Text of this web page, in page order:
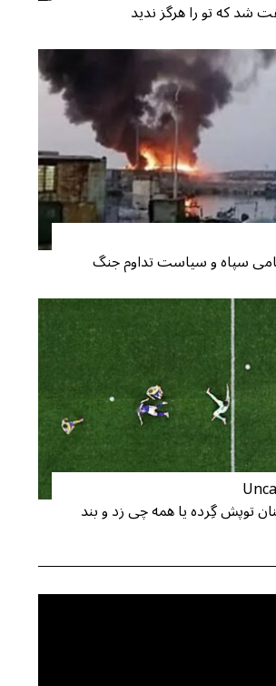
شد که تو را هرگز ندید
سپاه و سیاست تداوم جنگ
توپش گِرده یا همه چی زد و بند